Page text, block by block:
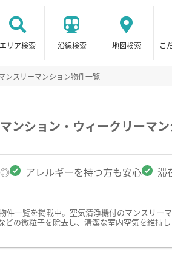
エリア検索 沿線検索 地図検索 こ
ンスリーマンション物件一覧
ンション・ウィークリーマ
◎ アレルギーを持つ方も安心 滞
一覧を掲載中。空気清浄機付のマンスリー
の微粒子を除去し、清潔な室内空気を維持